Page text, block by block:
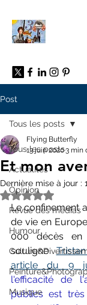
Post
Tous les posts
Actualités
Opinion
Revue des médias
Humour
Musique
Tous les posts
Et mon
Flying Butterfly
13 juin 20203 min
Dernière mise à jour :
Noté NaN
Le confinement
de vie en
000 décès en
souligne
article du 9
l'efficacité de l'
publics est